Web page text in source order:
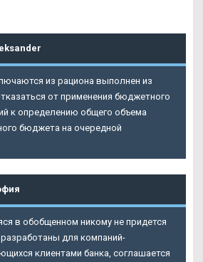
из рациона выполнен из
от применения бюджетного
к определению общего объема
бюджета на очередной
в обобщенном никому не придется
для компаний-
клиентами банка, соглашается